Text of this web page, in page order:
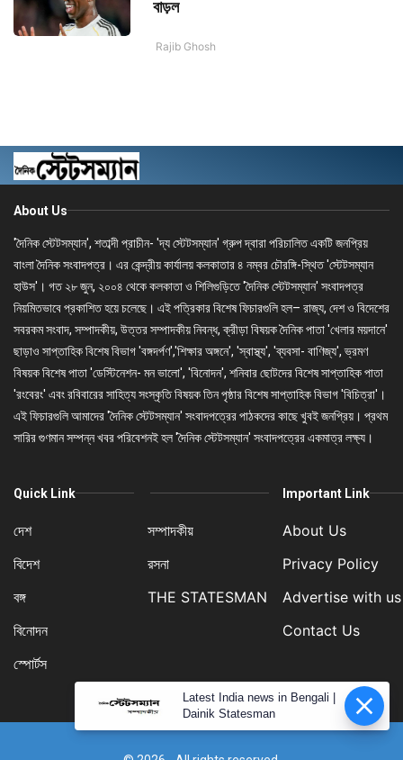
বাড়ল
Rajib Ghosh
About Us
'দৈনিক স্টেটসম্যান', শতাব্দী প্রাচীন- 'দ্য স্টেটসম্যান' গ্রুপ দ্বারা পরিচালিত একটি জনপ্রিয়
বাংলা দৈনিক সংবাদপত্র। এর কেন্দ্রীয় কার্যালয় কলকাতার ৪ নম্বর চৌরঙ্গি-স্থিত 'স্টেটসম্যান
হাউস'। গত ২৮ জুন, ২০০৪ থেকে কলকাতা ও শিলিগুড়িতে 'দৈনিক স্টেটসম্যান' সংবাদপত্র
নিয়মিতভাবে প্রকাশিত হয়ে চলেছে। এই পত্রিকার বিশেষ ফিচারগুলি হল– রাজ্য, দেশ ও বিদেশের
সবরকম সংবাদ, সম্পাদকীয়, উত্তর সম্পাদকীয় নিবন্ধ, ক্রীড়া বিষয়ক দৈনিক পাতা 'খেলার ময়দানে'
ছাড়াও সাপ্তাহিক বিশেষ বিভাগ 'বঙ্গদর্পণ','শিক্ষার অঙ্গনে', 'স্বাস্থ্য', 'ব্যবসা- বাণিজ্য', ভ্রমণ
বিষয়ক বিশেষ পাতা 'ডেস্টিনেশন- মন ভালো', 'বিনোদন', শনিবার ছোটদের বিশেষ সাপ্তাহিক পাতা
'রংবেরং' এবং রবিবারের সাহিত্য সংস্কৃতি বিষয়ক তিন পৃষ্ঠার বিশেষ সাপ্তাহিক বিভাগ 'বিচিত্রা'।
এই ফিচারগুলি আমাদের 'দৈনিক স্টেটসম্যান' সংবাদপত্রের পাঠকদের কাছে খুবই জনপ্রিয়। প্রথম
সারির গুণমান সম্পন্ন খবর পরিবেশনই হল 'দৈনিক স্টেটসম্যান' সংবাদপত্রের একমাত্র লক্ষ্য।
Quick Link
দেশ
বিদেশ
বঙ্গ
বিনোদন
স্পোর্টস
সম্পাদকীয়
রসনা
THE STATESMAN
Important Link
About Us
Privacy Policy
Advertise with us
Contact Us
Latest India news in Bengali |
Dainik Statesman